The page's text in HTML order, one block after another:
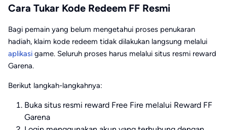
Cara Tukar Kode Redeem FF Resmi
Bagi pemain yang belum mengetahui proses penukaran
hadiah, klaim kode redeem tidak dilakukan langsung melalui
aplikasi game. Seluruh proses harus melalui situs resmi reward
Garena.
Berikut langkah-langkahnya:
Buka situs resmi reward Free Fire melalui Reward FF
Garena